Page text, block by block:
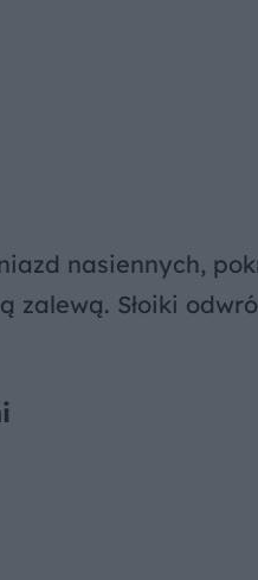
nasiennych,
zalewą. Słoiki